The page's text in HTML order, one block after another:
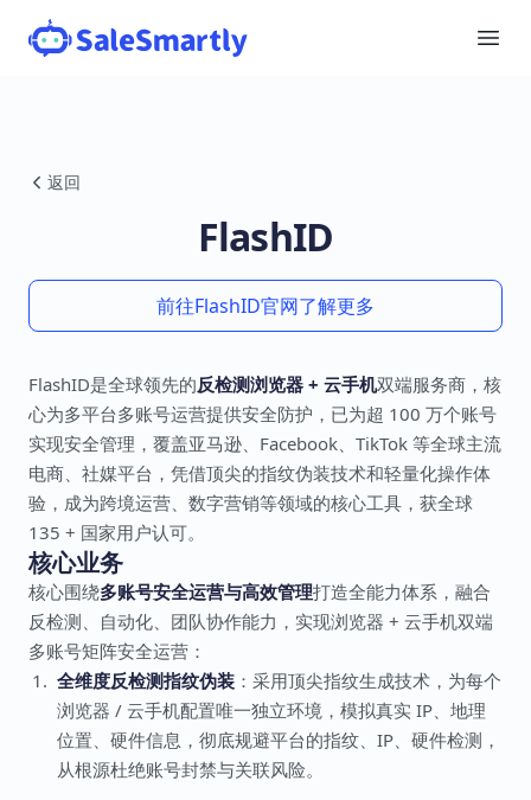
返回
FlashID
前往FlashID官网了解更多
FlashID是全球领先的反检测浏览器 + 云手机双端服务商，核
心为多平台多账号运营提供安全防护，已为超 100 万个账号
实现安全管理，覆盖亚马逊、Facebook、TikTok 等全球主流
电商、社媒平台，凭借顶尖的指纹伪装技术和轻量化操作体
验，成为跨境运营、数字营销等领域的核心工具，获全球
135 + 国家用户认可。
核心业务
核心围绕多账号安全运营与高效管理打造全能力体系，融合
反检测、自动化、团队协作能力，实现浏览器 + 云手机双端
多账号矩阵安全运营：
全维度反检测指纹伪装 ：采用顶尖指纹生成技术，为每个
浏览器 / 云手机配置唯一独立环境，模拟真实 IP、地理
位置、硬件信息，彻底规避平台的指纹、IP、硬件检测，
从根源杜绝账号封禁与关联风险。